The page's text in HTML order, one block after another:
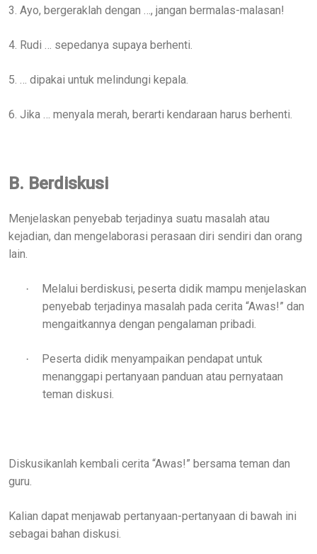
3. Ayo, bergeraklah dengan …, jangan bermalas-malasan!
4. Rudi … sepedanya supaya berhenti.
5. … dipakai untuk melindungi kepala.
6. Jika … menyala merah, berarti kendaraan harus berhenti.
B. Berdiskusi
Menjelaskan penyebab terjadinya suatu masalah atau
kejadian, dan mengelaborasi perasaan diri sendiri dan orang
lain.
·
Melalui berdiskusi, peserta didik mampu menjelaskan
penyebab terjadinya masalah pada cerita “Awas!” dan
mengaitkannya dengan pengalaman pribadi.
·
Peserta didik menyampaikan pendapat untuk
menanggapi pertanyaan panduan atau pernyataan
teman diskusi.
Diskusikanlah kembali cerita “Awas!” bersama teman dan
guru.
Kalian dapat menjawab pertanyaan-pertanyaan di bawah ini
sebagai bahan diskusi.